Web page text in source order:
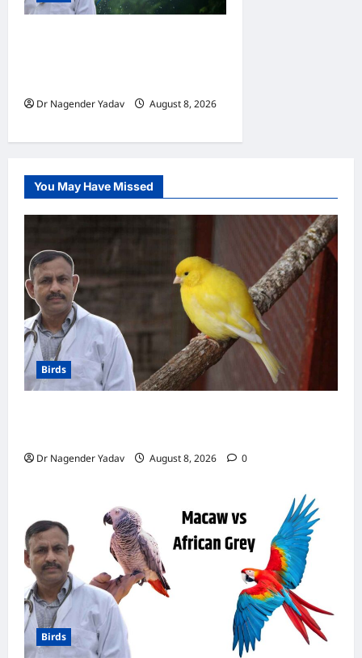
Dr Nagender Yadav
August 8, 2026
You May Have Missed
Birds
Dr Nagender Yadav August 8, 2026 0
Birds